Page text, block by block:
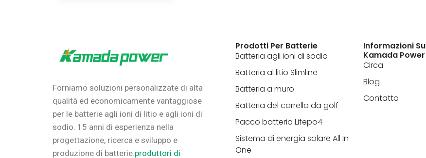
Forniamo soluzioni personalizzate di alta
qualità ed economicamente vantaggiose
per le batterie agli ioni di litio e agli ioni di
sodio. 15 anni di esperienza nella
progettazione, ricerca e sviluppo e
produzione di batterie. produttori di
Prodotti Per Batterie
Batteria agli ioni di sodio
Batteria al litio Slimline
Batteria a muro
Batteria del carrello da golf
Pacco batteria Lifepo4
Sistema di energia solare All In
One
Informazioni Su
Kamada Power
Circa
Blog
Contatto